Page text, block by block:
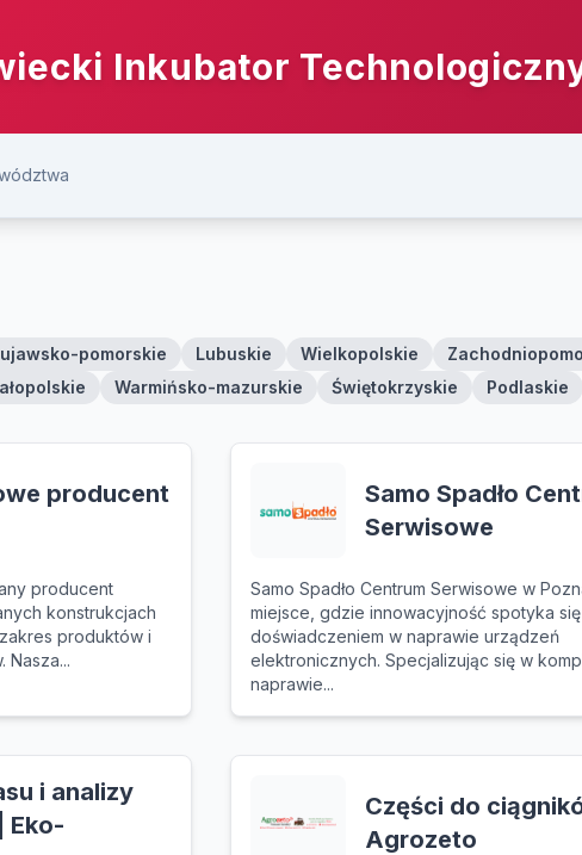
Inkubator
pomorskie Lubuskie Wielkopolskie
Warmińsko-mazurskie Świętokrzyskie Podlaskie
producent
producent
konstrukcjach
produktów i
Nasza...
Samo Spadło
Serwisowe
Samo Spadło Centrum Serwisowe w
miejsce, gdzie innowacyjność spotyka
doświadczeniem w naprawie urządzeń
elektronicznych. Specjalizując się w
naprawie...
i analizy
Eko-
Części do
Agrozeto